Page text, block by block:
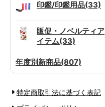
印鑑/印鑑用品(33)
販促・ノベルティア
イテム(33)
年度別新商品(807)
特定商取引法に基づく表記